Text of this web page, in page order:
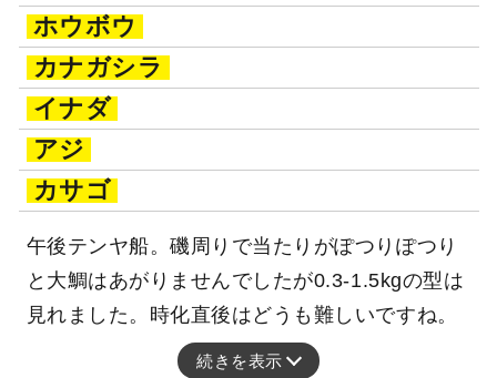
ホウボウ
カナガシラ
イナダ
アジ
カサゴ
午後テンヤ船。磯周りで当たりがぽつりぽつり
と大鯛はあがりませんでしたが0.3-1.5kgの型は
見れました。時化直後はどうも難しいですね。
続きを表示